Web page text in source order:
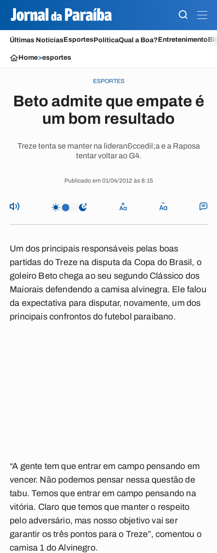
Últimas NotíciasEsportesPolíticaQual a Boa?Entretenimento
Home>esportes
ESPORTES
Beto admite que empate é
um bom resultado
Treze tenta se manter na lideran&ccedil;a e a Raposa
tentar voltar ao G4.
Publicado em 01/04/2012 às 8:15
Um dos principais responsáveis pelas boas
partidas do Treze na disputa da Copa do Brasil, o
goleiro Beto chega ao seu segundo Clássico dos
Maiorais defendendo a camisa alvinegra. Ele falou
da expectativa para disputar, novamente, um dos
principais confrontos do futebol paraibano.
“A gente tem que entrar em campo pensando em
vencer. Não podemos pensar nessa questão de
tabu. Temos que entrar em campo pensando na
vitória. Claro que temos que manter o respeito
pelo adversário, mas nosso objetivo vai ser
garantir os três pontos para o Treze”, comentou o
camisa 1 do Alvinegro.